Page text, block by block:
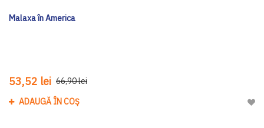
Malaxa în America
53,52 lei 66,90 lei
ADAUGĂ ÎN COȘ